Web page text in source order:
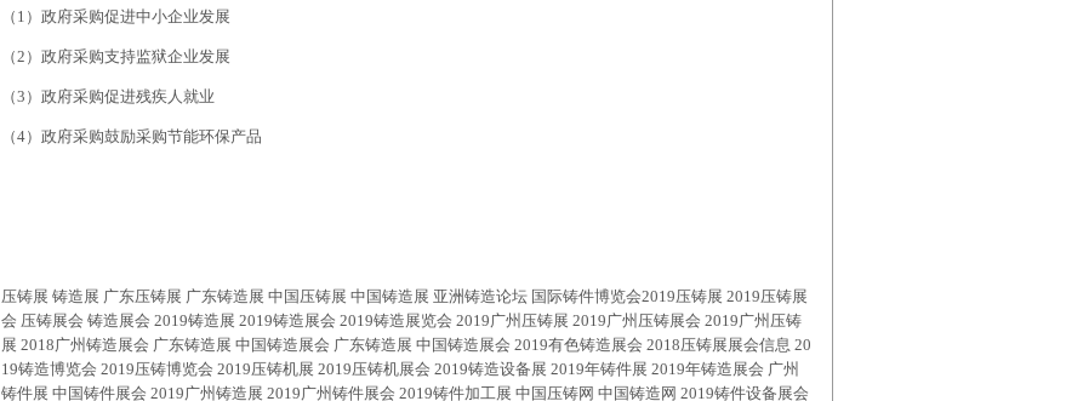
（1）政府采购促进中小企业发展
（2）政府采购支持监狱企业发展
（3）政府采购促进残疾人就业
（4）政府采购鼓励采购节能环保产品
压铸展 铸造展 广东压铸展 广东铸造展 中国压铸展 中国铸造展 亚洲铸造论坛 国际铸件博览会2019压铸展 2019压铸展
会 压铸展会 铸造展会 2019铸造展 2019铸造展会 2019铸造展览会 2019广州压铸展 2019广州压铸展会 2019广州压铸
展 2018广州铸造展会 广东铸造展 中国铸造展会 广东铸造展 中国铸造展会 2019有色铸造展会 2018压铸展展会信息 20
19铸造博览会 2019压铸博览会 2019压铸机展 2019压铸机展会 2019铸造设备展 2019年铸件展 2019年铸造展会 广州
铸件展 中国铸件展会 2019广州铸造展 2019广州铸件展会 2019铸件加工展 中国压铸网 中国铸造网 2019铸件设备展会